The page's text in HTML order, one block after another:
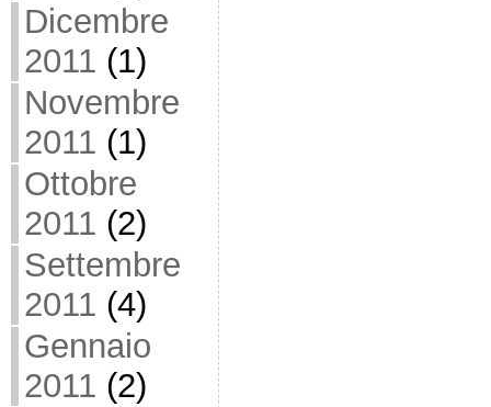
Dicembre
2011 (1)
Novembre
2011 (1)
Ottobre
2011 (2)
Settembre
2011 (4)
Gennaio
2011 (2)